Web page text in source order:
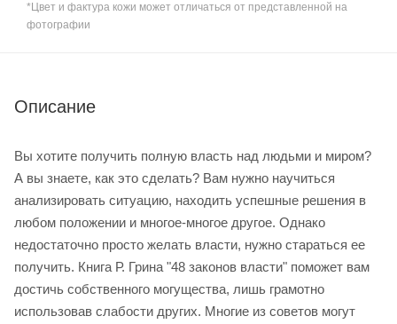
*Цвет и фактура кожи может отличаться от представленной на
фотографии
Описание
Вы хотите получить полную власть над людьми и миром?
А вы знаете, как это сделать? Вам нужно научиться
анализировать ситуацию, находить успешные решения в
любом положении и многое-многое другое. Однако
недостаточно просто желать власти, нужно стараться ее
получить. Книга Р. Грина "48 законов власти" поможет вам
достичь собственного могущества, лишь грамотно
использовав слабости других. Многие из советов могут